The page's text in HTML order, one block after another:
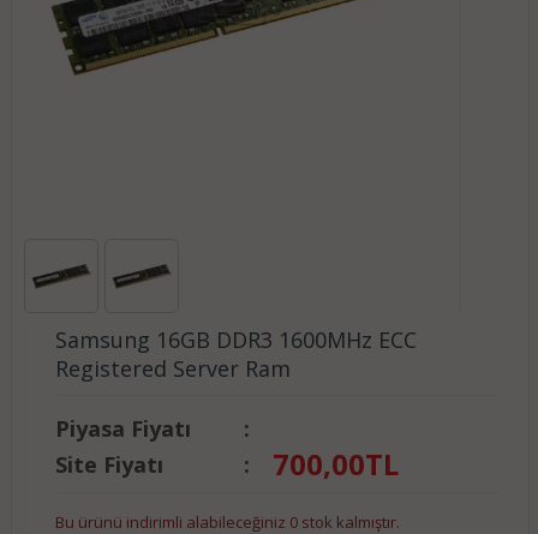
Samsung 16GB DDR3 1600MHz ECC
Registered Server Ram
Piyasa Fiyatı
:
Site Fiyatı
: 700,00TL
Bu ürünü indirimli alabileceğiniz 0 stok kalmıştır.